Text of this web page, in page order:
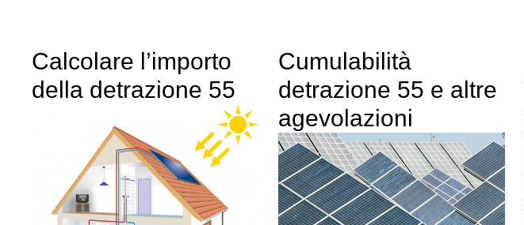
Calcolare l’importo
della detrazione 55
Cumulabilità
detrazione 55 e altre
agevolazioni